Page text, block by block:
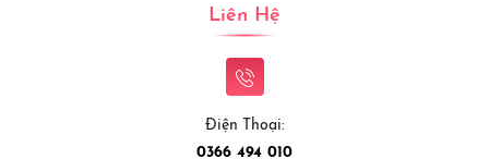
Liên Hệ
Điện Thoại:
0366 494 010